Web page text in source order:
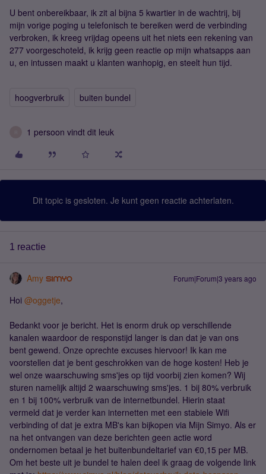
U bent onbereikbaar, ik zit al bijna 5 kwartier in de wachtrij, bij
mijn vorige poging u telefonisch te bereiken werd de verbinding
verbroken, ik kreeg vrijdag opeens uit het niets een rekening van
277 voorgeschoteld, ik krijg geen reactie op mijn whatsapps aan
u, en intussen maakt u klanten wanhopig, en steelt hun tijd.
hoogverbruik buiten bundel
1 persoon vindt dit leuk
Dit topic is gesloten. Je kunt geen reactie achterlaten.
1 reactie
Amy Forum|Forum|3 years ago
Hoi @oggetje,
Bedankt voor je bericht. Het is enorm druk op verschillende
kanalen waardoor de responstijd langer is dan dat je van ons
bent gewend. Onze oprechte excuses hiervoor! Ik kan me
voorstellen dat je bent geschrokken van de hoge kosten! Heb je
wel onze waarschuwing sms'jes op tijd voorbij zien komen? Wij
sturen namelijk altijd 2 waarschuwing sms'jes. 1 bij 80% verbruik
en 1 bij 100% verbruik van de internetbundel. Hierin staat
vermeld dat je verder kan internetten met een stabiele Wifi
verbinding of dat je extra MB's kan bijkopen via Mijn Simyo. Als er
na het ontvangen van deze berichten geen actie word
ondernomen betaal je het buitenbundeltarief van €0,15 per MB.
Om het beste uit je bundel te halen deel ik graag de volgende link